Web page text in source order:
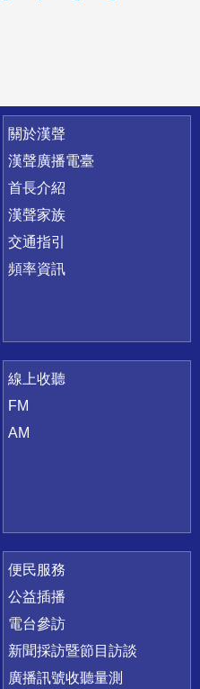
關於漢聲
漢聲廣播電臺
首長介紹
漢聲家族
交通指引
頻率資訊
線上收聽
FM
AM
便民服務
公益插播
電台參訪
新聞採訪暨節目訪談
廣播訊號收聽量測